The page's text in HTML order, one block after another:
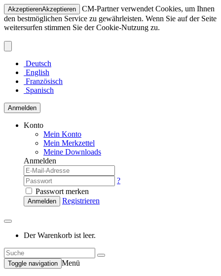
AkzeptierenAkzeptieren
CM-Partner verwendet Cookies, um Ihnen
den bestmöglichen Service zu gewährleisten. Wenn Sie auf der Seite
weitersurfen stimmen Sie der Cookie-Nutzung zu.
Deutsch
English
Französisch
Spanisch
Anmelden
Konto
Mein Konto
Mein Merkzettel
Meine Downloads
Anmelden
?
Passwort merken
Anmelden Registrieren
Der Warenkorb ist leer.
Toggle navigation Menü